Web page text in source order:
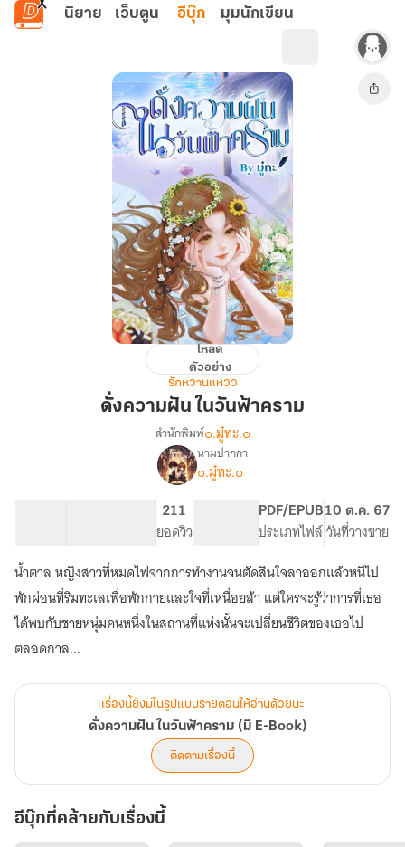
ข้ามไปยังเนื้อหาหลัก
นิยาย เว็บตูน อีบุ๊ก มุมนักเขียน
ฝัน
โหลด
ตัวอย่าง
รักหวานแหวว
ดั่งความฝัน ในวันฟ้าคราม
เรื่อง
ดั่ง
ฟ้า
คราม
(มี
E-
สำนักพิมพ์๐.มู๋ทะ.๐
นามปากกา
๐.มู๋ทะ.๐
จำนวนคำ จำนวนหน้า (A5)
211
ยอดวิวระดับเนื้อหา
PDF/EPUB
ประเภทไฟล์
10 ต.ค. 67
วันที่วางขาย
น้ำตาล หญิงสาวที่หมดไฟจากการทำงานจนตัดสินใจลาออกแล้วหนีไป
พักผ่อนที่ริมทะเลเพื่อพักกายและใจที่เหนื่อยล้า แต่ใครจะรู้ว่าการที่เธอ
ได้พบกับชายหนุ่มคนหนึ่งในสถานที่แห่งนั้นจะเปลี่ยนชีวิตของเธอไป
ตลอดกาล...
เรื่องนี้ยังมีในรูปแบบรายตอนให้อ่านด้วยนะ
ดั่งความฝัน ในวันฟ้าคราม (มี E-Book)
ติดตามเรื่องนี้
อีบุ๊กที่คล้ายกับเรื่องนี้